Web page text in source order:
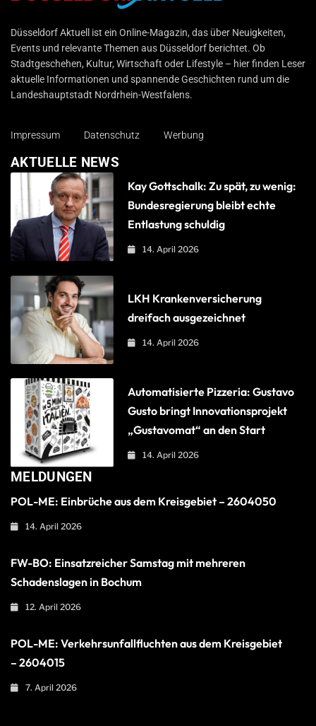
Düsseldorf Aktuell
Düsseldorf Aktuell ist ein Online-Magazin, das über Neuigkeiten,
Events und relevante Themen aus Düsseldorf berichtet. Ob
Stadtgeschehen, Kultur, Wirtschaft oder Lifestyle – hier finden Leser
aktuelle Informationen und spannende Geschichten rund um die
Landeshauptstadt Nordrhein-Westfalens.
Impressum Datenschutz Werbung
AKTUELLE NEWS
Kay Gottschalk: Zu spät, zu wenig:
Bundesregierung bleibt echte
Entlastung schuldig
14. April 2026
LKH Krankenversicherung
dreifach ausgezeichnet
14. April 2026
Automatisierte Pizzeria: Gustavo
Gusto bringt Innovationsprojekt
„Gustavomat“ an den Start
14. April 2026
MELDUNGEN
POL-ME: Einbrüche aus dem Kreisgebiet – 2604050
14. April 2026
FW-BO: Einsatzreicher Samstag mit mehreren
Schadenslagen in Bochum
12. April 2026
POL-ME: Verkehrsunfallfluchten aus dem Kreisgebiet
– 2604015
7. April 2026